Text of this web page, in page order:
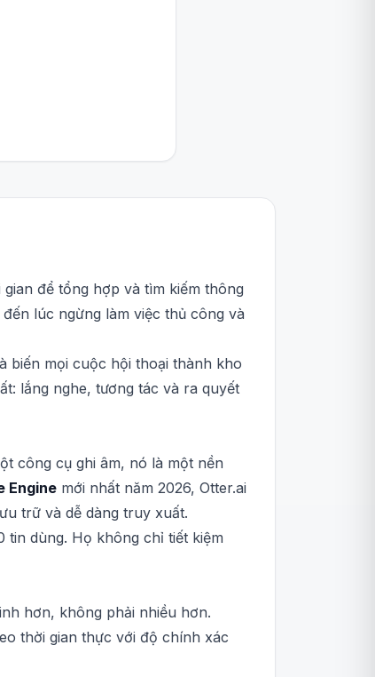
để tổng hợp và tìm kiếm thông
lúc ngừng làm việc thủ công và
biến mọi cuộc hội thoại thành kho
lắng nghe, tương tác và ra quyết
công cụ ghi âm, nó là một nền
Engine mới nhất năm 2026, Otter.ai
trữ và dễ dàng truy xuất.
tin dùng. Họ không chỉ tiết kiệm
hơn, không phải nhiều hơn.
thời gian thực với độ chính xác